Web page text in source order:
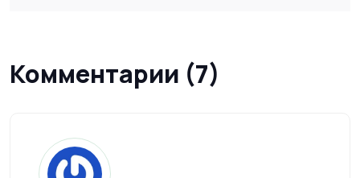
Комментарии (7)